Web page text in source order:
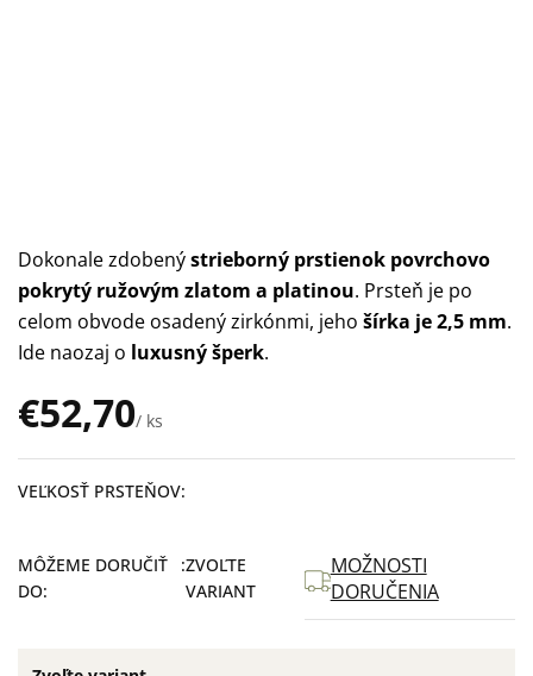
€52,70/ ks
Jednotková
cena:
VEĽKOSŤ PRSTEŇOV
MÔŽEME DORUČIŤ
DO:
ZVOĽTE
VARIANT
MOŽNOSTI
DORUČENIA
Dokonale zdobenýstrieborný prstienok povrchovo
pokrytý ružovým zlatom a platinou. Prsteň je po
celom obvode osadený zirkónmi, jeho šírka je 2,5 mm.
Ide naozaj o luxusný šperk.